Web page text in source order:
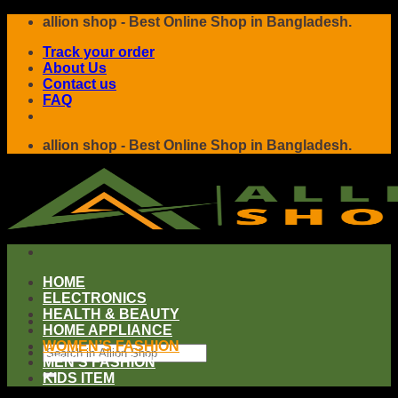
Skip
content
allion shop - Best Online Shop in Bangladesh.
Track your order
About Us
Contact us
FAQ
allion shop - Best Online Shop in Bangladesh.
Search
for:
HOME
ELECTRONICS
HEALTH & BEAUTY
HOME APPLIANCE
WOMEN’S FASHION
MEN’S FASHION
KIDS ITEM